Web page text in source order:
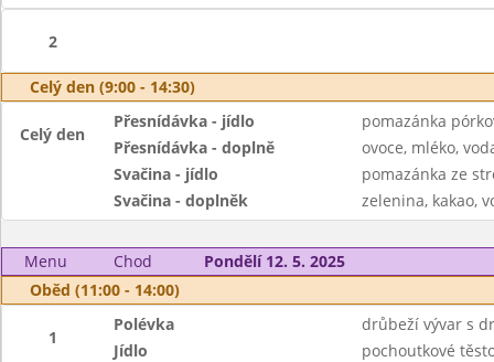
2
Celý den (9:00 - 14:30)
Celý den
Přesnídávka - jídlo
pomazánka
Přesnídávka - doplně
ovoce, mléko,
Svačina - jídlo
pomazánka ze
Svačina - doplněk
zelenina, kakao,
Menu Chod
Pondělí 12. 5. 2025
Oběd (11:00 - 14:00)
1
Polévka
drůbeží vývar s
Jídlo
pochoutkové